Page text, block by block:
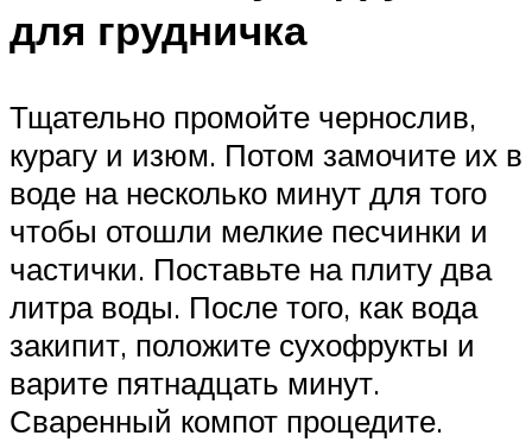
для грудничка
Тщательно промойте чернослив,
курагу и изюм. Потом замочите их в
воде на несколько минут для того
чтобы отошли мелкие песчинки и
частички. Поставьте на плиту два
литра воды. После того, как вода
закипит, положите сухофрукты и
варите пятнадцать минут.
Сваренный компот процедите.